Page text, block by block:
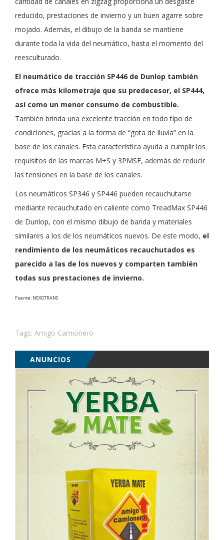
reducido, prestaciones de invierno y un buen agarre sobre
mojado. Además, el dibujo de la banda se mantiene
durante toda la vida del neumático, hasta el momento del
reesculturado.
El neumático de tracción SP446 de Dunlop también
ofrece más kilometraje que su predecesor, el SP444,
así como un menor consumo de combustible.
También brinda una excelente tracción en todo tipo de
condiciones, gracias a la forma de “gota de lluvia” en la
base de los canales. Esta característica ayuda a cumplir los
requisitos de las marcas M+S y 3PMSF, además de reducir
las tensiones en la base de los canales.
Los neumáticos SP346 y SP446 pueden recauchutarse
mediante recauchutado en caliente como TreadMax SP446
de Dunlop, con el mismo dibujo de banda y materiales
similares a los de los neumáticos nuevos. De este modo, el
rendimiento de los neumáticos recauchutados es
parecido a las de los nuevos y comparten también
todas sus prestaciones de invierno.
Fuente: NEXOTRANS
Tags: Amigo Camionero
ANUNCIOS